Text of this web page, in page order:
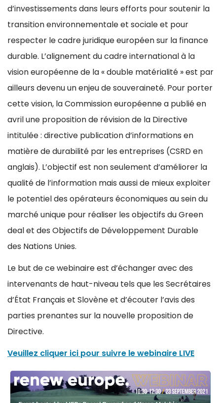
d’investissements dans leurs efforts pour soutenir la
transition environnementale et sociale et pour
respecter le cadre juridique européen sur la finance
durable. L’alignement du cadre international à la
vision européenne de la « double matérialité » est par
ailleurs devenu un enjeu de souveraineté. Pour porter
cette vision, la Commission européenne a publié en
avril une proposition de révision de la Directive
intitulée : directive publication d’informations en
matière de durabilité par les entreprises (CSRD en
anglais). L’objectif est non seulement d’améliorer la
qualité de l’information mais aussi de mieux exploiter
le potentiel des opérateurs économiques au sein du
marché unique pour réaliser les objectifs du Green
deal et des Objectifs de Développement Durable
des Nations Unies.
Le but de ce webinaire est d’échanger avec des
intervenants de haut-niveau tels que les Secrétaires
d’État Français et Slovène et d’écouter l’avis des
parties prenantes sur la nouvelle proposition de
Directive.
Veuillez cliquer ici pour suivre le webinaire LIVE